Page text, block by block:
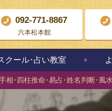
092-771-8867
六本松本館
クール･占い教室
相･四柱推命･易占･姓名判断･風